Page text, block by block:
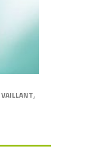
VAILLANT,